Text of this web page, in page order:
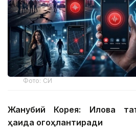
Фото: СИ
Жанубий Корея: Илова
ҳақида огоҳлантиради